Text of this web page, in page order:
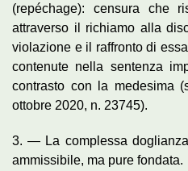
(repéchage): censura che
attraverso il richiamo alla
violazione e il raffronto di
contenute nella sentenza
contrasto con la medesima
ottobre 2020, n. 23745).
3. — La complessa
ammissibile, ma pure fondata.